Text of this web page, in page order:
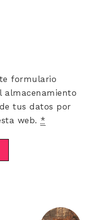
formulario
almacenamiento
tus datos por
web. *